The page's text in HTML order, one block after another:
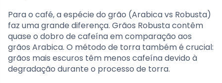
Para o café, a espécie do grão (Arabica vs Robusta)
faz uma grande diferença. Grãos Robusta contêm
quase o dobro de cafeína em comparação aos
grãos Arabica. O método de torra também é crucial:
grãos mais escuros têm menos cafeína devido à
degradação durante o processo de torra.